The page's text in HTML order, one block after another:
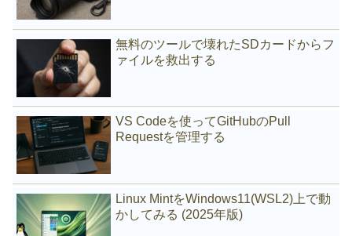
無料のツールで壊れたSDカードからフ
ァイルを救出する
VS Codeを使ってGitHubのPull
Requestを管理する
Linux MintをWindows11(WSL2)上で動
かしてみる (2025年版)